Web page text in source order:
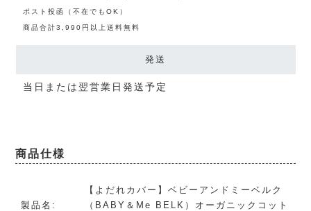
ポスト投函（不在でもOK）
商品合計3,990円以上送料無料
発送
当日または翌営業日発送予定
商品仕様
製品名:
【よだれカバー】ベビーアンドミーベルク
（BABY＆Me BELK）オーガニックコット